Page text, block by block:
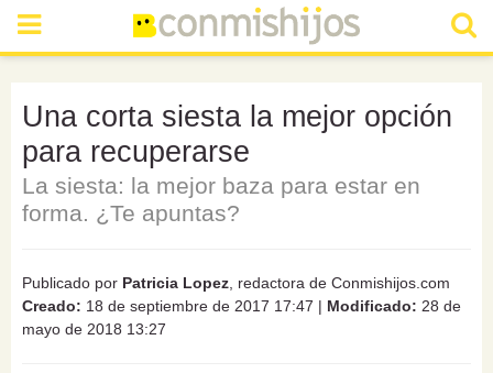
Una corta siesta la mejor opción
para recuperarse
La siesta: la mejor baza para estar en
forma. ¿Te apuntas?
Publicado por Patricia Lopez , redactora de Conmishijos.com
Creado: 18 de septiembre de 2017 17:47 | Modificado: 28 de
mayo de 2018 13:27